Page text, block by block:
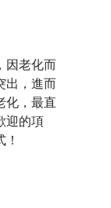
因老化而
出，進而
化，最直
迎的項